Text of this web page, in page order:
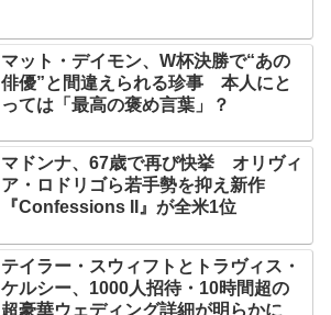
マット・デイモン、W杯決勝で“あの
俳優”と間違えられる珍事 本人にと
っては「最高の褒め言葉」？
マドンナ、67歳で再び快挙 オリヴィ
ア・ロドリゴら若手勢を抑え新作
『Confessions II』が全米1位
テイラー・スウィフトとトラヴィス・
ケルシー、1000人招待・10時間超の
超豪華ウェディング詳細が明らかに